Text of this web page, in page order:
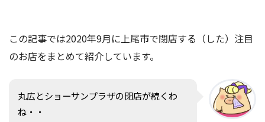
この記事では2020年9月に上尾市で閉店する（した）注目
のお店をまとめて紹介しています。
丸広とショーサンプラザの閉店が続くわ
ね・・